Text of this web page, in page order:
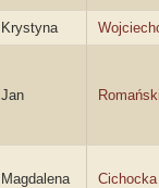
Krystyna
Jan
Magdalena Cichocka